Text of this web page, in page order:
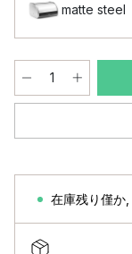
matte steel
在庫残り僅か